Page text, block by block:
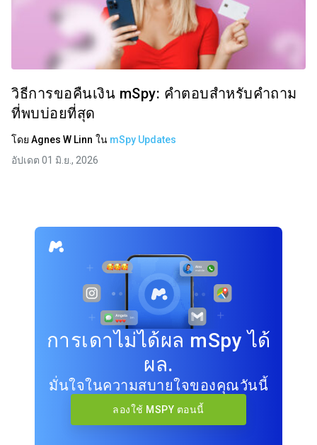
วิธีการขอคืนเงิน mSpy: คำตอบสำหรับคำถาม
ที่พบบ่อยที่สุด
โดย Agnes W Linn ใน mSpy Updates
อัปเดต 01 มิ.ย., 2026
การเดาไม่ได้ผล mSpy ได้
ผล.
มั่นใจในความสบายใจของคุณวันนี้
ลองใช้ MSPY ตอนนี้